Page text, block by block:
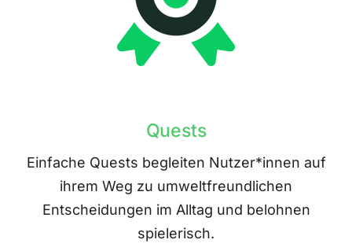
Quests
Einfache Quests begleiten Nutzer*innen auf
ihrem Weg zu umweltfreundlichen
Entscheidungen im Alltag und belohnen
spielerisch.